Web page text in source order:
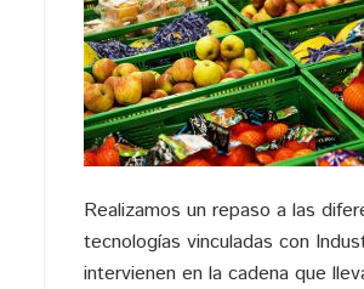
Realizamos un repaso a las
tecnologías vinculadas con
intervienen en la cadena que